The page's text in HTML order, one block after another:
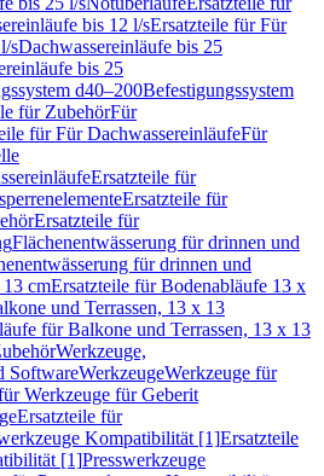
bis 12 l/sErsatzteile für Für
sDachwassereinläufe bis 25
bis 25
d40–200Befestigungssystem
für ZubehörFür
für Für DachwassereinläufeFür
Ersatzteile für
Ersatzteile für
Ersatzteile für
Flächenentwässerung für drinnen und
für drinnen und
cmErsatzteile für Bodenabläufe 13 x
und Terrassen, 13 x 13
für Balkone und Terrassen, 13 x 13
Werkzeuge,
SoftwareWerkzeugeWerkzeuge für
Werkzeuge für Geberit
Ersatzteile für
Kompatibilität [1]Ersatzteile
[1]Presswerkzeuge